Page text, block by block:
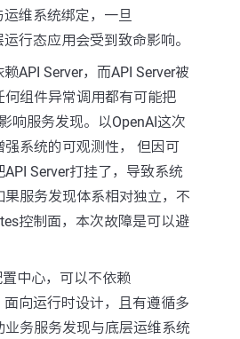
维系统绑定，一旦
行态应用会受到致命影响。
API Server，而API Server被
组件异常调用都有可能把
响服务发现。以OpenAI这次
系统的可观测性， 但因可
Server打挂了，导致系统
果服务发现体系相对独立，不
控制面，本次故障是可以避
中心，可以不依赖
向运行时设计，且有遵循多
务服务发现与底层运维系统